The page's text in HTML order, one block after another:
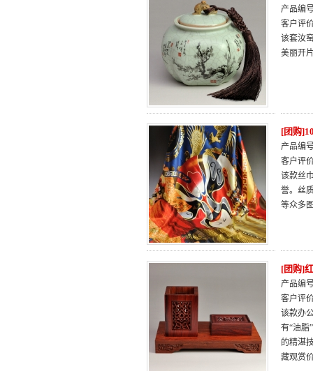
产品编
客户评
该套汝
美丽开
[团购
产品编
客户评
该款丝
誉。丝
等众多
[团购]
产品编
客户评
该款办
有“油脂
的精湛
藏观赏